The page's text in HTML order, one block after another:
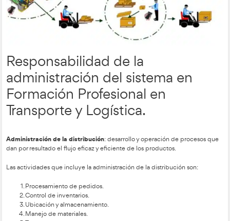
–Control del inventario: determinación de las cantidades
el vendedor debe tener disponibles para su entrega al
establecimiento de la periodicidad con que han de
–Servicios al cliente: establecimiento de los puntos de
materiales y personas para recibir y atender al cliente, así
cobrar el producto.
Elobjetivo principal de la distribución física es suministrar
preciso y al menor costo total (suma de los costos directos
logístico y de los costos de oportunidad).